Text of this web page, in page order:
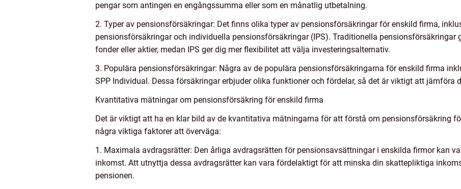
pengar som antingen en engångssumma eller som en månatlig utbetalning.
2. Typer av pensionsförsäkringar: Det finns olika typer av pensionsförsäkringar för enskild firma,
pensionsförsäkringar och individuella pensionsförsäkringar (IPS). Traditionella pensionsförsäkringar
fonder eller aktier, medan IPS ger dig mer flexibilitet att välja investeringsalternativ.
3. Populära pensionsförsäkringar: Några av de populära pensionsförsäkringarna för enskild firma
SPP Individual. Dessa försäkringar erbjuder olika funktioner och fördelar, så det är viktigt att jämföra
Kvantitativa mätningar om pensionsförsäkring för enskild firma
Det är viktigt att ha en klar bild av de kvantitativa mätningarna för att förstå om pensionsförsäkring
några viktiga faktorer att överväga:
1. Maximala avdragsrätter: Den årliga avdragsrätten för pensionsavsättningar i enskilda firmor kan
inkomst. Att utnyttja dessa avdragsrätter kan vara fördelaktigt för att minska din skattepliktiga
pensionen.